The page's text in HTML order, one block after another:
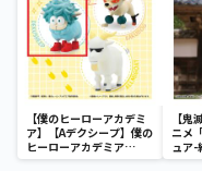
【僕のヒーローアカデミ
ア】【Aデクシープ】僕の
ヒーローアカデミア
Fluffy Puffy～デクシー
【鬼
ニメ
ュア-